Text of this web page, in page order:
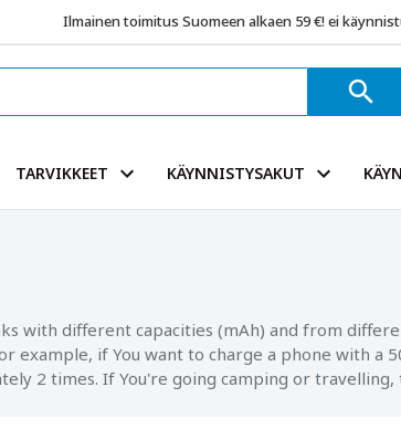
Ilmainen toimitus Suomeen alkaen 59 €! ei
TARVIKKEET KÄYNNISTYSAKUT
with different capacities (mAh) and from
example, if You want to charge a phone with a
2 times. If You're going camping or